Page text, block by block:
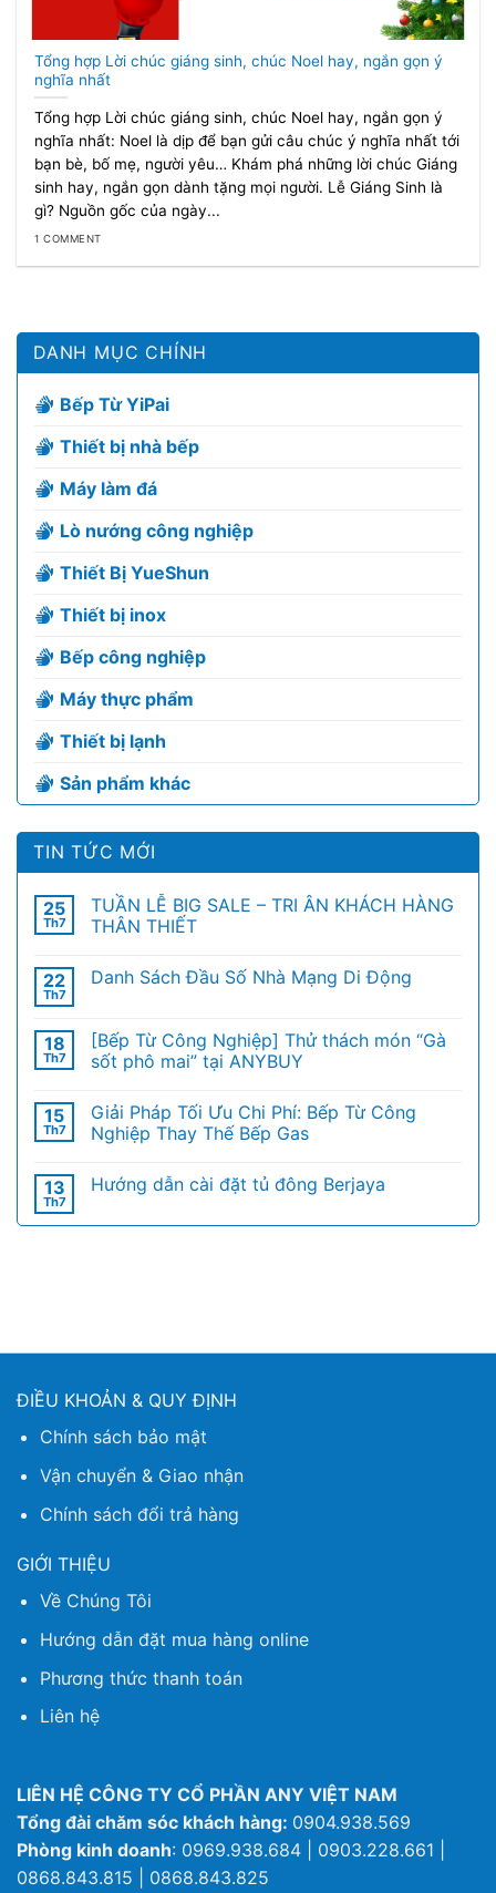
Tổng hợp Lời chúc giáng sinh, chúc Noel hay, ngắn gọn ý
nghĩa nhất
Tổng hợp Lời chúc giáng sinh, chúc Noel hay, ngắn gọn ý
nghĩa nhất: Noel là dịp để bạn gửi câu chúc ý nghĩa nhất tới
bạn bè, bố mẹ, người yêu… Khám phá những lời chúc Giáng
sinh hay, ngắn gọn dành tặng mọi người. Lễ Giáng Sinh là
gì? Nguồn gốc của ngày...
1 COMMENT
DANH MỤC CHÍNH
Bếp Từ YiPai
Thiết bị nhà bếp
Máy làm đá
Lò nướng công nghiệp
Thiết Bị YueShun
Thiết bị inox
Bếp công nghiệp
Máy thực phẩm
Thiết bị lạnh
Sản phẩm khác
TIN TỨC MỚI
25
Th7
TUẦN LỄ BIG SALE – TRI ÂN KHÁCH HÀNG
THÂN THIẾT
22
Th7
Danh Sách Đầu Số Nhà Mạng Di Động
18
Th7
[Bếp Từ Công Nghiệp] Thử thách món “Gà
sốt phô mai” tại ANYBUY
15
Th7
Giải Pháp Tối Ưu Chi Phí: Bếp Từ Công
Nghiệp Thay Thế Bếp Gas
13
Th7
Hướng dẫn cài đặt tủ đông Berjaya
ĐIỀU KHOẢN & QUY ĐỊNH
Chính sách bảo mật
Vận chuyển & Giao nhận
Chính sách đổi trả hàng
GIỚI THIỆU
Về Chúng Tôi
Hướng dẫn đặt mua hàng online
Phương thức thanh toán
Liên hệ
LIÊN HỆ CÔNG TY CỔ PHẦN ANY VIỆT NAM
Tổng đài chăm sóc khách hàng: 0904.938.569
Phòng kinh doanh: 0969.938.684 | 0903.228.661 |
0868.843.815 | 0868.843.825